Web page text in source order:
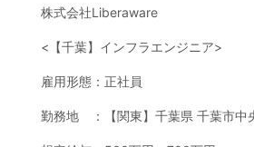
株式会社Liberaware
<【千葉】インフラエンジニア>
雇用形態：正社員
勤務地　：【関東】千葉県 千葉市中